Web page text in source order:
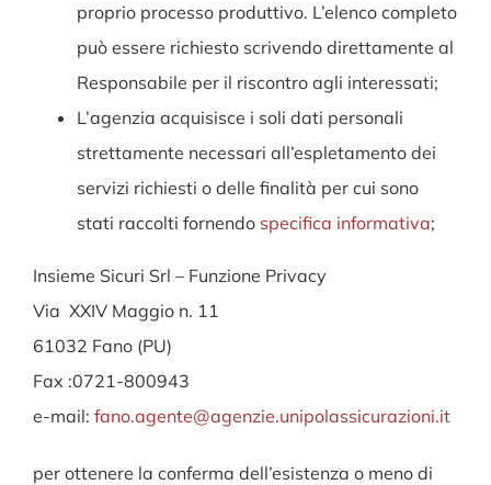
proprio processo produttivo. L’elenco completo
può essere richiesto scrivendo direttamente al
Responsabile per il riscontro agli interessati;
L’agenzia acquisisce i soli dati personali
strettamente necessari all’espletamento dei
servizi richiesti o delle finalità per cui sono
stati raccolti fornendo specifica informativa;
Insieme Sicuri Srl – Funzione Privacy
Via XXIV Maggio n. 11
61032 Fano (PU)
Fax :0721-800943
e-mail: fano.agente@agenzie.unipolassicurazioni.it
per ottenere la conferma dell’esistenza o meno di